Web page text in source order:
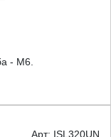
- M6.
Арт: ISL320UN